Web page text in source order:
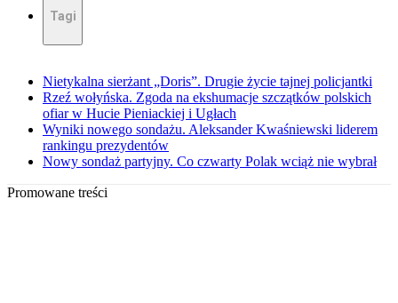
Tagi
Nietykalna sierżant „Doris”. Drugie życie tajnej policjantki
Rzeź wołyńska. Zgoda na ekshumacje szczątków polskich
ofiar w Hucie Pieniackiej i Ugłach
Wyniki nowego sondażu. Aleksander Kwaśniewski liderem
rankingu prezydentów
Nowy sondaż partyjny. Co czwarty Polak wciąż nie wybrał
Promowane treści